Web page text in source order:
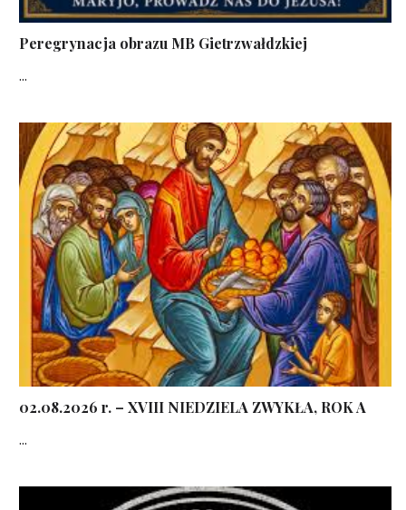
Peregrynacja obrazu MB Gietrzwałdzkiej
...
02.08.2026 r. – XVIII NIEDZIELA ZWYKŁA, ROK A
...